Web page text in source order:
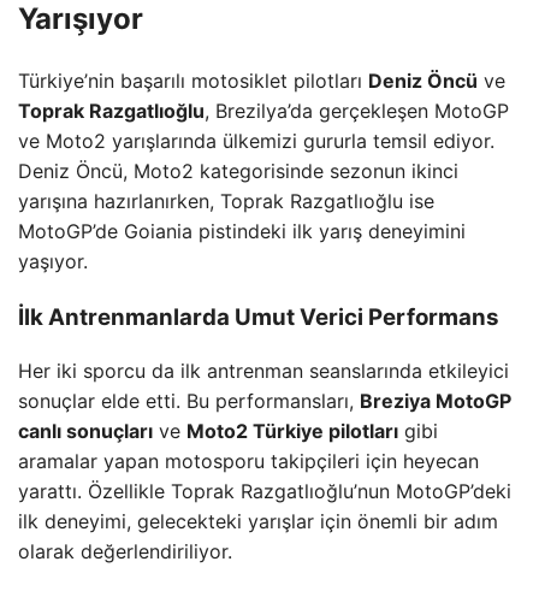
Yarışıyor
Türkiye’nin başarılı motosiklet pilotları Deniz Öncü ve
Toprak Razgatlıoğlu, Brezilya’da gerçekleşen MotoGP
ve Moto2 yarışlarında ülkemizi gururla temsil ediyor.
Deniz Öncü, Moto2 kategorisinde sezonun ikinci
yarışına hazırlanırken, Toprak Razgatlıoğlu ise
MotoGP’de Goiania pistindeki ilk yarış deneyimini
yaşıyor.
İlk Antrenmanlarda Umut Verici Performans
Her iki sporcu da ilk antrenman seanslarında etkileyici
sonuçlar elde etti. Bu performansları, Breziya MotoGP
canlı sonuçları ve Moto2 Türkiye pilotları gibi
aramalar yapan motosporu takipçileri için heyecan
yarattı. Özellikle Toprak Razgatlıoğlu’nun MotoGP’deki
ilk deneyimi, gelecekteki yarışlar için önemli bir adım
olarak değerlendiriliyor.